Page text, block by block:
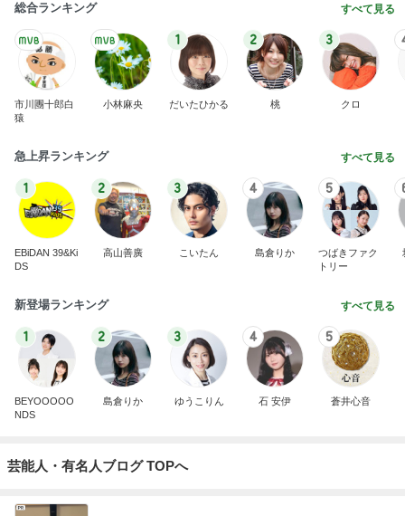
総合ランキング すべて見る
市川團十郎白
猿
小林麻央
1
だいたひかる
2
桃
3
クロ
急上昇ランキング すべて見る
1
EBiDAN 39&Ki
DS
2
高山善廣
3
こいたん
4
島倉りか
5
つばきファク
トリー
新登場ランキング すべて見る
1
BEYOOOOO
NDS
2
島倉りか
3
ゆうこりん
4
石 安伊
5
蒼井心音
芸能人・有名人ブログ TOPへ